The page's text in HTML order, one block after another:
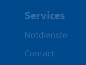
Services
Notdienste
Contact